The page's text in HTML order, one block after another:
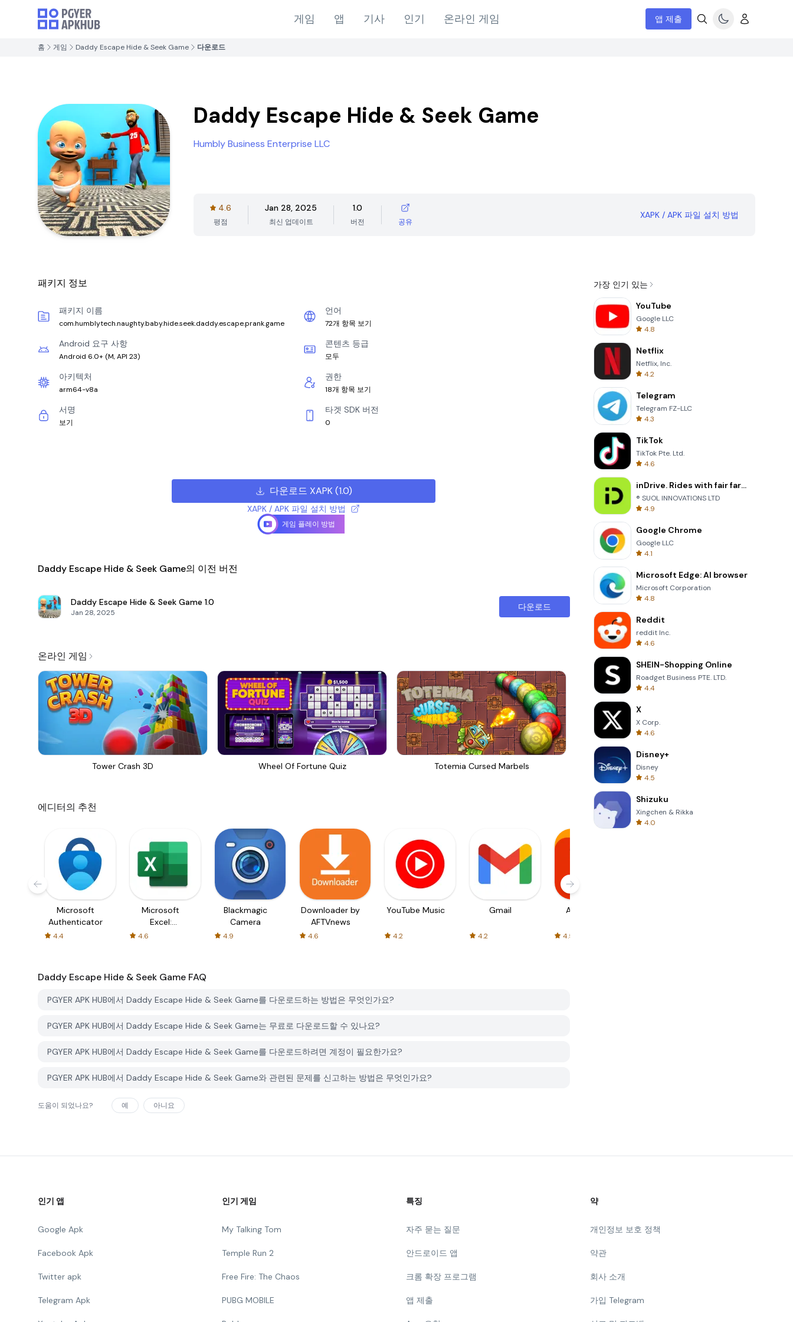
게임 앱 기사 인기 온라인 게임 앱 제출
홈 게임 Daddy Escape Hide & Seek Game 다운로드
Daddy Escape Hide & Seek Game
Humbly Business Enterprise LLC
4.6
평점
Jan 28, 2025
최신 업데이트
1.0
버전 공유
XAPK / APK 파일 설치 방법
패키지 정보
패키지 이름
com.humblytech.naughty.baby.hide.seek.daddy.escape.prank.game
언어
72개 항목 보기
Android 요구 사항
Android 6.0+ (M, API 23)
콘텐츠 등급
모두
아키텍처
arm64-v8a
권한
18개 항목 보기
서명
보기
타겟 SDK 버전
0
다운로드 XAPK(1.0)
XAPK / APK 파일 설치 방법
게임 플레이 방법
Daddy Escape Hide & Seek Game의 이전 버전
Daddy Escape Hide & Seek Game 1.0
Jan 28, 2025
다운로드
온라인 게임
Tower Crash 3D Wheel Of Fortune Quiz Totemia Cursed Marbels Solitaire Klondike
에디터의 추천
Microsoft
Authenticator
4.4
Microsoft
Excel:
Spreadsheets
4.6
Blackmagic
Camera
4.9
Downloader by
AFTVnews
4.6
YouTube Music
4.2
Gmail
4.2
AliExpress
4.5
Daddy Escape Hide & Seek Game FAQ
PGYER APK HUB에서 Daddy Escape Hide & Seek Game를 다운로드하는 방법은 무엇인가요?
PGYER APK HUB에서 Daddy Escape Hide & Seek Game는 무료로 다운로드할 수 있나요?
PGYER APK HUB에서 Daddy Escape Hide & Seek Game를 다운로드하려면 계정이 필요한가요?
PGYER APK HUB에서 Daddy Escape Hide & Seek Game와 관련된 문제를 신고하는 방법은 무엇인가요?
도움이 되었나요? 예 아니요
가장 인기 있는
YouTube
Google LLC
4.8
Netflix
Netflix, Inc.
4.2
Telegram
Telegram FZ-LLC
4.3
TikTok
TikTok Pte. Ltd.
4.6
inDrive. Rides with fair fares
® SUOL INNOVATIONS LTD
4.9
Google Chrome
Google LLC
4.1
Microsoft Edge: AI browser
Microsoft Corporation
4.8
Reddit
reddit Inc.
4.6
SHEIN-Shopping Online
Roadget Business PTE. LTD.
4.4
X
X Corp.
4.6
Disney+
Disney
4.5
Shizuku
Xingchen & Rikka
4.0
인기 앱
Google Apk
Facebook Apk
Twitter apk
Telegram Apk
인기 게임
My Talking Tom
Temple Run 2
Free Fire: The Chaos
PUBG MOBILE
특징
자주 묻는 질문
안드로이드 앱
크롬 확장 프로그램
앱 제출
약
개인정보 보호 정책
약관
회사 소개
가입 Telegram